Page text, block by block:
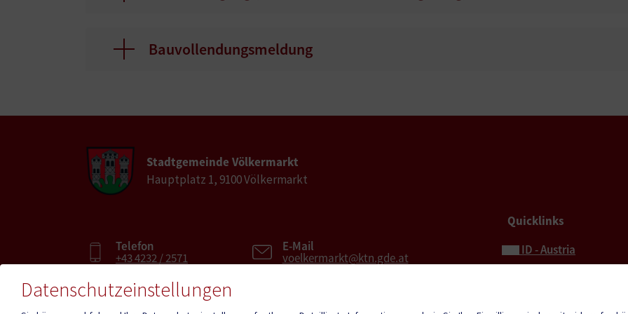
Bauvollendungsmeldung
Stadtgemeinde Völkermarkt
Hauptplatz 1, 9100 Völkermarkt
Telefon
+43 4232 / 2571
E-Mail
voelkermarkt@ktn.gde.at
Quicklinks
ID - Austria
Datenschutzeinstellungen